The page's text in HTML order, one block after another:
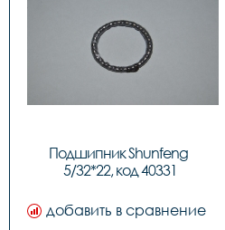
Подшипник Shunfeng
5/32*22, код 40331
добавить в сравнение